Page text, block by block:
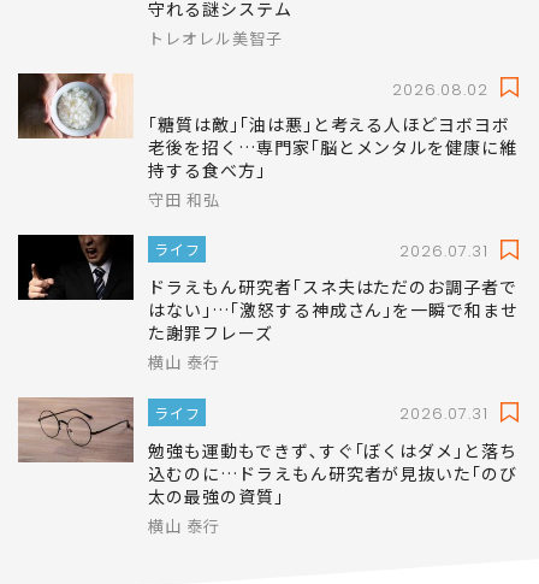
守れる謎システム
トレオレル美智子
2026.08.02
｢糖質は敵｣｢油は悪｣と考える人ほどヨボヨボ
老後を招く…専門家｢脳とメンタルを健康に維
持する食べ方｣
守田 和弘
ライフ 2026.07.31
ドラえもん研究者｢スネ夫はただのお調子者で
はない｣…｢激怒する神成さん｣を一瞬で和ませ
た謝罪フレーズ
横山 泰行
ライフ 2026.07.31
勉強も運動もできず､すぐ｢ぼくはダメ｣と落ち
込むのに…ドラえもん研究者が見抜いた｢のび
太の最強の資質｣
横山 泰行